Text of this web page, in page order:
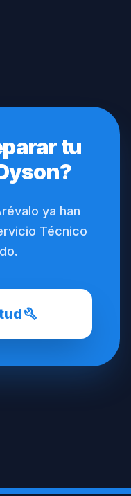
tu
ya han
Técnico
build